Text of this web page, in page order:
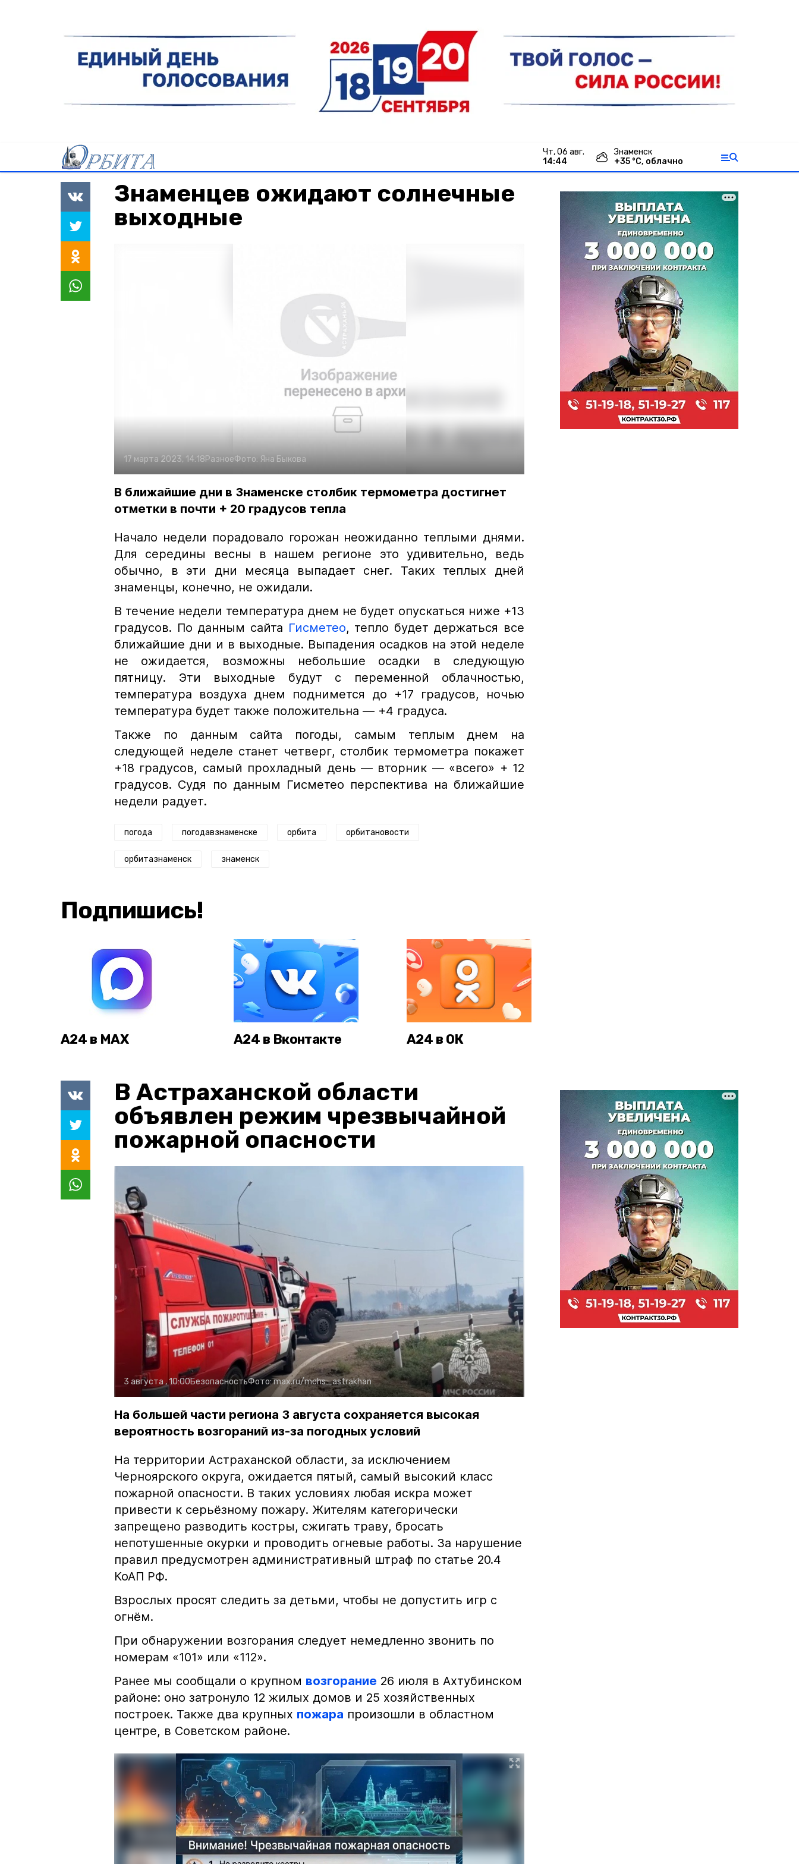
чт, 06 авг.
14:44
Знаменск
+35 °С, облачно
Знаменцев ожидают солнечные
выходные
17 марта 2023, 14:18РазноеФото: Яна Быкова
В ближайшие дни в Знаменске столбик термометра достигнет
отметки в почти + 20 градусов тепла
Начало недели порадовало горожан неожиданно теплыми днями.
Для середины весны в нашем регионе это удивительно, ведь
обычно, в эти дни месяца выпадает снег. Таких теплых дней
знаменцы, конечно, не ожидали.
В течение недели температура днем не будет опускаться ниже +13
градусов. По данным сайта Гисметео, тепло будет держаться все
ближайшие дни и в выходные. Выпадения осадков на этой неделе
не ожидается, возможны небольшие осадки в следующую
пятницу. Эти выходные будут с переменной облачностью,
температура воздуха днем поднимется до +17 градусов, ночью
температура будет также положительна — +4 градуса.
Также по данным сайта погоды, самым теплым днем на
следующей неделе станет четверг, столбик термометра покажет
+18 градусов, самый прохладный день — вторник — «всего» + 12
градусов. Судя по данным Гисметео перспектива на ближайшие
недели радует.
погода погодавзнаменске орбита орбитановости
орбитазнаменск знаменск
Подпишись!
А24 в MAX А24 в Вконтакте А24 в ОК
В Астраханской области
объявлен режим чрезвычайной
пожарной опасности
3 августа , 10:00БезопасностьФото:max.ru/mchs_astrakhan
На большей части региона 3 августа сохраняется высокая
вероятность возгораний из-за погодных условий
На территории Астраханской области, за исключением
Черноярского округа, ожидается пятый, самый высокий класс
пожарной опасности. В таких условиях любая искра может
привести к серьёзному пожару. Жителям категорически
запрещено разводить костры, сжигать траву, бросать
непотушенные окурки и проводить огневые работы. За нарушение
правил предусмотрен административный штраф по статье 20.4
КоАП РФ.
Взрослых просят следить за детьми, чтобы не допустить игр с
огнём.
При обнаружении возгорания следует немедленно звонить по
номерам «101» или «112».
Ранее мы сообщали о крупном возгорание 26 июля в Ахтубинском
районе: оно затронуло 12 жилых домов и 25 хозяйственных
построек. Также два крупных пожара произошли в областном
центре, в Советском районе.